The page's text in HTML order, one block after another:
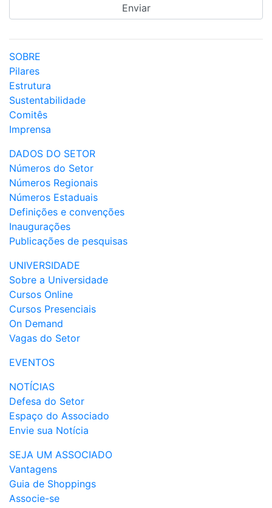
SOBRE
Pilares
Estrutura
Sustentabilidade
Comitês
Imprensa
DADOS DO SETOR
Números do Setor
Números Regionais
Números Estaduais
Definições e convenções
Inaugurações
Publicações de pesquisas
UNIVERSIDADE
Sobre a Universidade
Cursos Online
Cursos Presenciais
On Demand
Vagas do Setor
EVENTOS
NOTÍCIAS
Defesa do Setor
Espaço do Associado
Envie sua Notícia
SEJA UM ASSOCIADO
Vantagens
Guia de Shoppings
Associe-se